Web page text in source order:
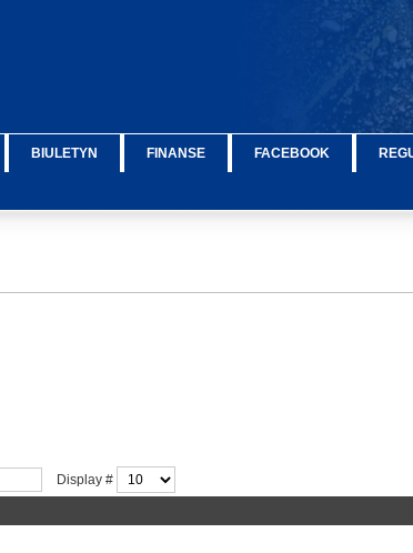
BIULETYN FINANSE FACEBOOK
Display #